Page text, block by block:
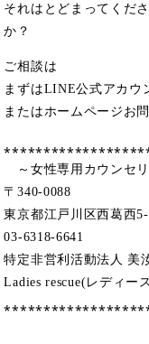
それはとどまってくだ
か？
ご相談は
まずはLINE公式アカウ
またはホームページお
～女性専用カウンセ
〒340-0088
東京都江戸川区西葛西
03-6318-6641
特定非営利活動法人 美
Ladies rescue(レディー